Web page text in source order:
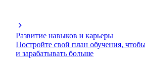
Развитие навыков и карьеры
Постройте свой план обучения,
и зарабатывать больше